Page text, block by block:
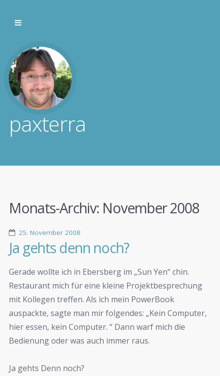
paxterra
Monats-Archiv: November 2008
25. November 2008
Ja gehts denn noch?
Gerade wollte ich in Ebersberg im „Sun Yen“ chin.
Restaurant mich für eine kleine Projektbesprechung
mit Kollegen treffen. Als ich mein PowerBook
auspackte, sagte man mir folgendes: „Kein Computer,
hier essen, kein Computer. “ Dann warf mich die
Bedienung oder was auch immer raus.
Ja gehts Denn noch?